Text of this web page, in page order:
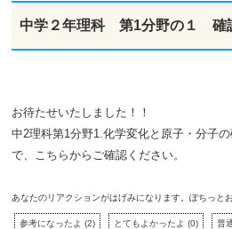
中学２年理科 第1分野の１ 確
お待たせいたしました！！
中2理科第1分野1.化学変化と原子・分子
で、 こちらからご確認ください。
あなたのリアクションがはげみになります。ぽちっと
参考になったよ(2) とてもよかったよ(0) 普